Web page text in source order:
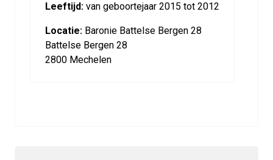
Leeftijd: van geboortejaar 2015 tot 2012
Locatie: Baronie Battelse Bergen 28
Battelse Bergen 28
2800 Mechelen